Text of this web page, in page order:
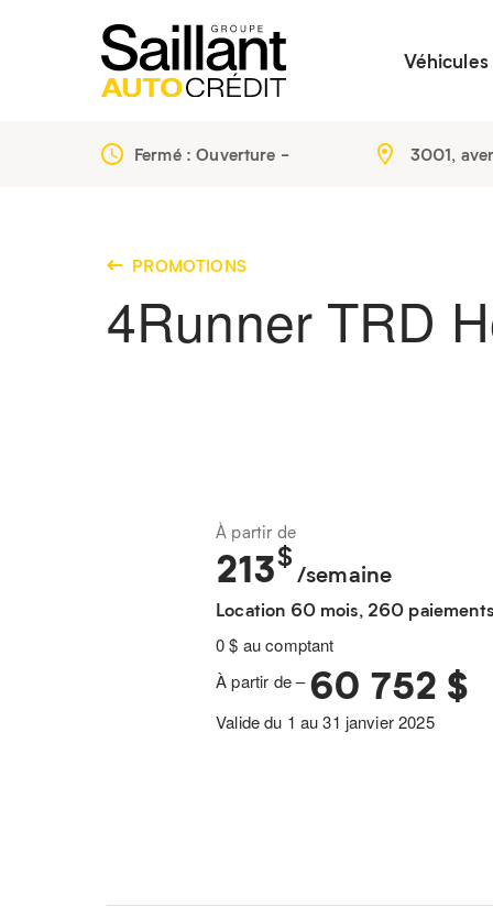
Véhicules
Fermé : Ouverture - 3001,
PROMOTIONS
4Runner TRD
À partir de
213$
/semaine
Location 60 mois, 260 paiements
0 $ au comptant
À partir de –60 752 $
Valide du 1 au 31 janvier 2025